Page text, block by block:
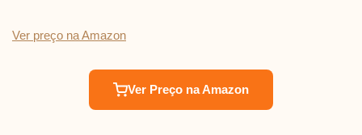
Ver preço na Amazon
Ver Preço na Amazon